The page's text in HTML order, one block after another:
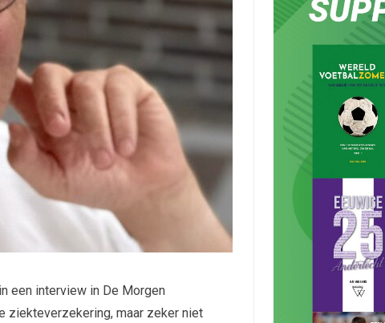
een interview in De Morgen
ziekteverzekering, maar zeker niet